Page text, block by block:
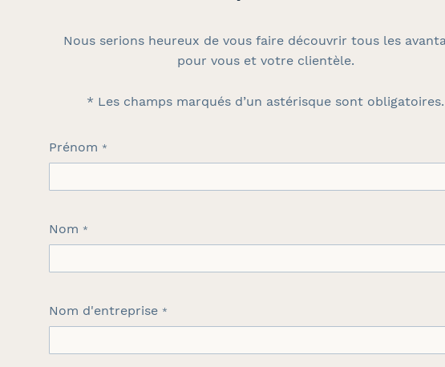
Nous serions heureux de vous faire découvrir tous les
pour vous et votre clientèle.
* Les champs marqués d’un astérisque sont obligatoires.
Prénom
Nom
Nom d'entreprise